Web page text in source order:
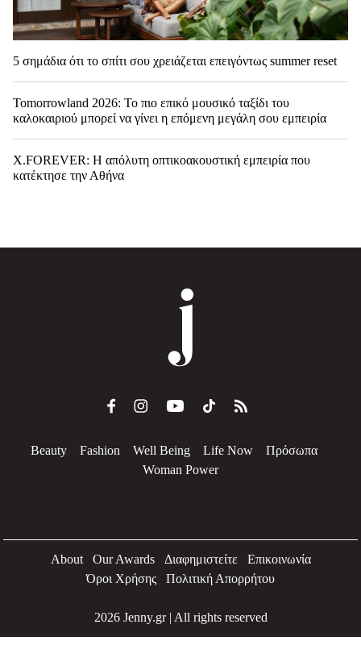
5 σημάδια ότι το σπίτι σου χρειάζεται επειγόντως summer reset
Tomorrowland 2026: Το πιο επικό μουσικό ταξίδι του
καλοκαιριού μπορεί να γίνει η επόμενη μεγάλη σου εμπειρία
X.FOREVER: Η απόλυτη οπτικοακουστική εμπειρία που
κατέκτησε την Αθήνα
Beauty Fashion Well Being Life Now
Πρόσωπα
Woman Power
About Our Awards Διαφημιστείτε
Επικοινωνία
Όροι Χρήσης
Πολιτική Απορρήτου
2026 Jenny.gr | All rights reserved